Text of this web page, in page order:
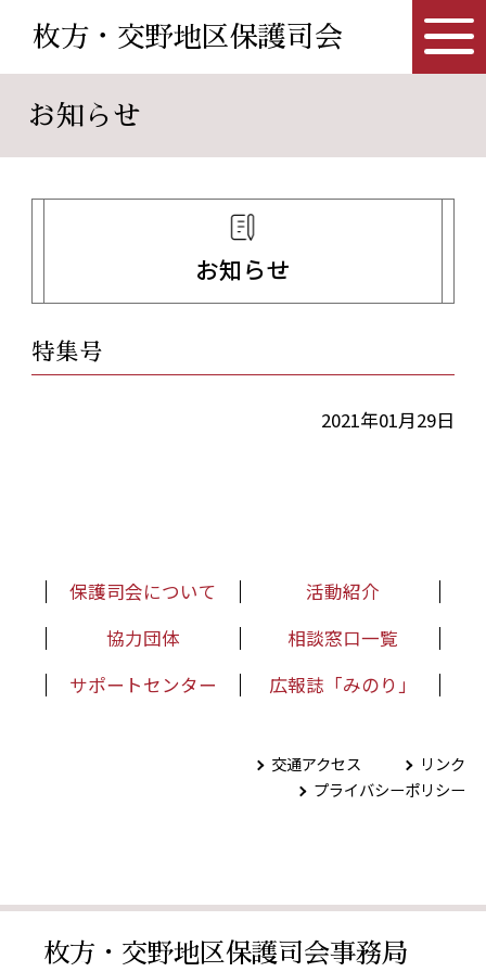
枚方・交野地区保護司会
お知らせ
お知らせ
特集号
2021年01月29日
保護司会について
活動紹介
協力団体
相談窓口一覧
サポートセンター
広報誌「みのり」
交通アクセス
リンク
プライバシーポリシー
枚方・交野地区保護司会事務局